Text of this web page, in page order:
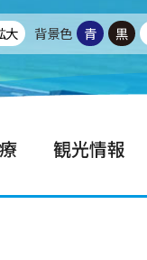
大 背景色 青 黒
観光情報